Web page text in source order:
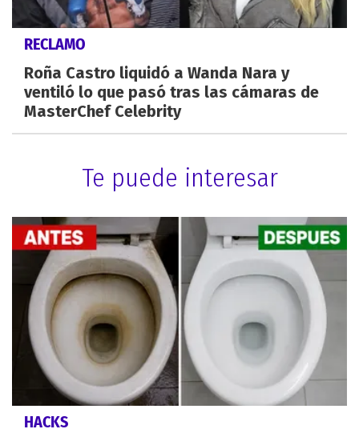
RECLAMO
Roña Castro liquidó a Wanda Nara y
ventiló lo que pasó tras las cámaras de
MasterChef Celebrity
Te puede interesar
HACKS